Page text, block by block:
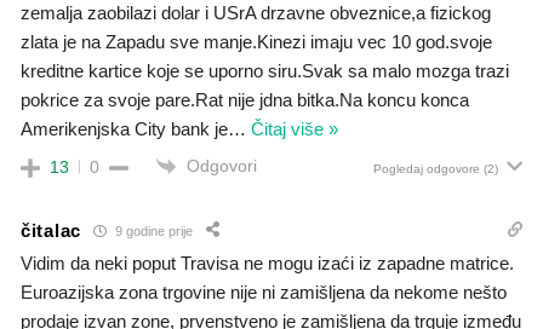
zemalja zaobilazi dolar i USrA drzavne obveznice,a fizickog
zlata je na Zapadu sve manje.Kinezi imaju vec 10 god.svoje
kreditne kartice koje se uporno siru.Svak sa malo mozga trazi
pokrice za svoje pare.Rat nije jdna bitka.Na koncu konca
Amerikenjska City bank je… Čitaj više »
13 0 Odgovori Pogledaj odgovore (2)
čitalac 9 godine prije
Vidim da neki poput Travisa ne mogu izaći iz zapadne matrice.
Euroazijska zona trgovine nije ni zamišljena da nekome nešto
prodaje izvan zone, prvenstveno je zamišljena da trguje između